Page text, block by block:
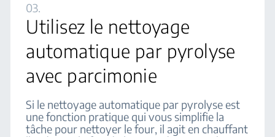
03.
Utilisez le nettoyage
automatique par pyrolyse
avec parcimonie
Si le nettoyage automatique par pyrolyse est
une fonction pratique qui vous simplifie la
tâche pour nettoyer le four, il agit en chauffant